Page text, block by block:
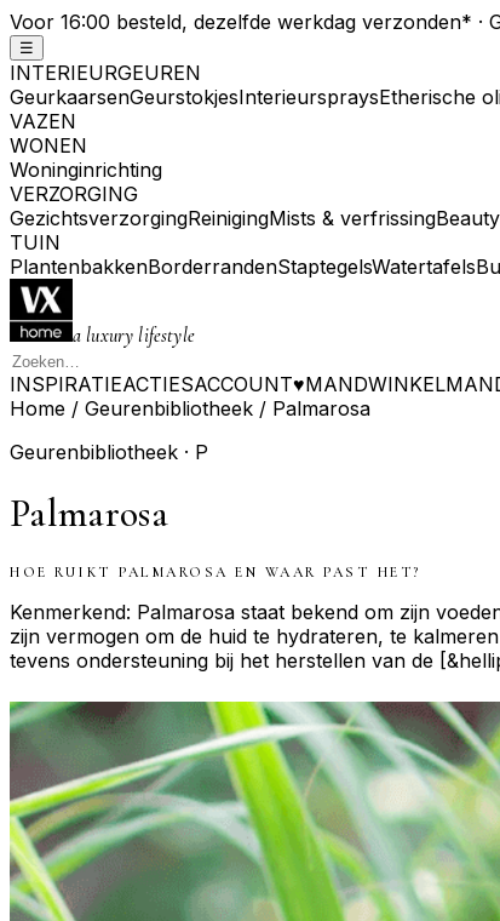
Voor 16:00 besteld, dezelfde werkdag verzonden* ·
☰
INTERIEURGEUREN
GeurkaarsenGeurstokjesInterieurspraysEtherische
VAZEN
WONEN
Woninginrichting
VERZORGING
GezichtsverzorgingReinigingMists & verfrissing
TUIN
PlantenbakkenBorderrandenStaptegelsWatertafels
a luxury lifestyle
INSPIRATIEACTIESACCOUNT♥MAND
Home / Geurenbibliotheek / Palmarosa
Geurenbibliotheek · P
Palmarosa
HOE RUIKT PALMAROSA EN WAAR PAST HET?
Kenmerkend: Palmarosa staat bekend om zijn
zijn vermogen om de huid te hydrateren, te
tevens ondersteuning bij het herstellen van de